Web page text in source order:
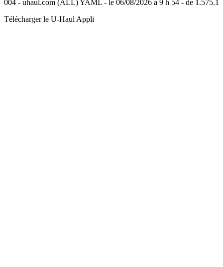
004 - uhaul.com (ALL) YAML - le 06/08/2026 à 9 h 54 - de 1.575.1
Télécharger le U-Haul Appli